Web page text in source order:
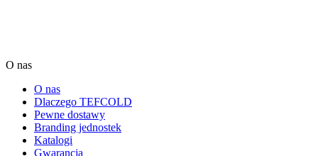
O nas
O nas
Dlaczego TEFCOLD
Pewne dostawy
Branding jednostek
Katalogi
Gwarancja